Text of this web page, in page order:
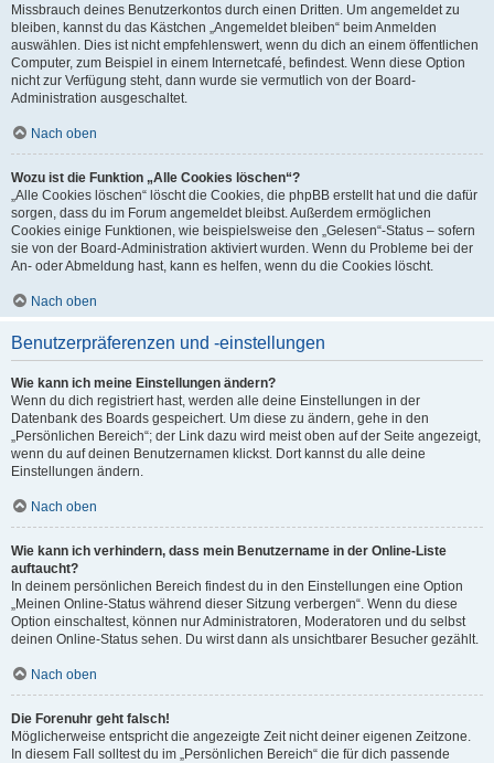
Missbrauch deines Benutzerkontos durch einen Dritten. Um angemeldet zu
bleiben, kannst du das Kästchen „Angemeldet bleiben“ beim Anmelden
auswählen. Dies ist nicht empfehlenswert, wenn du dich an einem öffentlichen
Computer, zum Beispiel in einem Internetcafé, befindest. Wenn diese Option
nicht zur Verfügung steht, dann wurde sie vermutlich von der Board-
Administration ausgeschaltet.
Nach oben
Wozu ist die Funktion „Alle Cookies löschen“?
„Alle Cookies löschen“ löscht die Cookies, die phpBB erstellt hat und die dafür
sorgen, dass du im Forum angemeldet bleibst. Außerdem ermöglichen
Cookies einige Funktionen, wie beispielsweise den „Gelesen“-Status – sofern
sie von der Board-Administration aktiviert wurden. Wenn du Probleme bei der
An- oder Abmeldung hast, kann es helfen, wenn du die Cookies löscht.
Nach oben
Benutzerpräferenzen und -einstellungen
Wie kann ich meine Einstellungen ändern?
Wenn du dich registriert hast, werden alle deine Einstellungen in der
Datenbank des Boards gespeichert. Um diese zu ändern, gehe in den
„Persönlichen Bereich“; der Link dazu wird meist oben auf der Seite angezeigt,
wenn du auf deinen Benutzernamen klickst. Dort kannst du alle deine
Einstellungen ändern.
Nach oben
Wie kann ich verhindern, dass mein Benutzername in der Online-Liste
auftaucht?
In deinem persönlichen Bereich findest du in den Einstellungen eine Option
„Meinen Online-Status während dieser Sitzung verbergen“. Wenn du diese
Option einschaltest, können nur Administratoren, Moderatoren und du selbst
deinen Online-Status sehen. Du wirst dann als unsichtbarer Besucher gezählt.
Nach oben
Die Forenuhr geht falsch!
Möglicherweise entspricht die angezeigte Zeit nicht deiner eigenen Zeitzone.
In diesem Fall solltest du im „Persönlichen Bereich“ die für dich passende